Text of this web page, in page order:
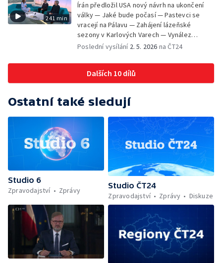
Luhačovicích — Vrcholí festival Anifilm
osvobození v Rokycanech — Prevence
rakoviny vaječníků — Začíná pouť z Brna do
Křtin — Brífink po jednání prezidenta s
premiérem — Rok od zvolení papeže Lva XIV.
— Prezident: k dohodě s premiérem
241 min
Írán předložil USA nový návrh na ukončení
války — Jaké bude počasí — Pastevci se
vracejí na Pálavu — Zahájení lázeňské
sezony v Karlových Varech — Vynález
instantní kávy — Černé ovce: zlato —
Napoleonovi — V neděli odstartuje 31.
pražský maraton — Jak se připravit na
maraton — Zkraje tentokrát o bezpečnosti v
Německa; Telefonát Trumpa s Putinem — 190
Charitativní akce ADRAběh — Slavnosti
svobody v Plzni — Jak se americké plodiny
dostaly do Evropy — Markomania 2026 —
Norbertinské slavnosti ve Strahovském
Poslední vysílání 2. 5. 2026 na ČT24
Dalších 10 dílů
Ostatní také sledují
Studio 6
Zpravodajství
Zprávy
Studio ČT24
Zpravodajství
Zprávy Diskuze